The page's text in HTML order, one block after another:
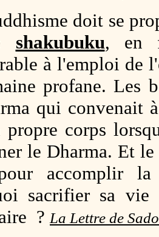
doit se
shakubuku, en
à l'emploi de
profane. Les
qui convenait
propre corps
le Dharma. Et
accomplir
sacrifier sa vie
?La Lettre de Sado